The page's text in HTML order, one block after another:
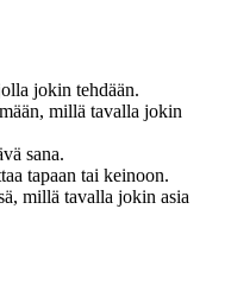
jokin tehdään.
millä tavalla jokin
sana.
tapaan tai keinoon.
millä tavalla jokin asia